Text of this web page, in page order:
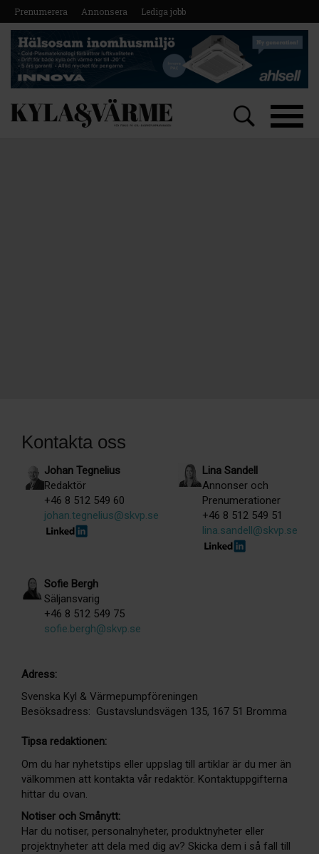
Prenumerera Annonsera Lediga jobb
Kontakta oss
Johan Tegnelius
Redaktör
+46 8 512 549 60
johan.tegnelius@skvp.se
Lina Sandell
Annonser och
Prenumerationer
+46 8 512 549 51
lina.sandell@skvp.se
Sofie Bergh
Säljansvarig
+46 8 512 549 75
sofie.bergh@skvp.se
Adress:
Svenska Kyl & Värmepumpföreningen
Besöksadress: Gustavslundsvägen 135, 167 51 Bromma
Tipsa redaktionen:
Om du har nyhetstips eller uppslag till artiklar är du mer än
välkommen att kontakta vår redaktör. Kontaktuppgifterna
hittar du ovan.
Notiser och Smånytt:
Har du notiser, personalnyheter, produktnyheter eller
projektnyheter att dela med dig av? Skicka dem i så fall till